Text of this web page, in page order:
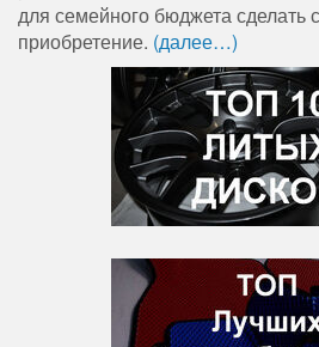
для семейного бюджета сделать
приобретение. (далее…)